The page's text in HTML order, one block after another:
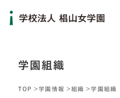
学園組織
TOP 学園情報 組織 学園組織